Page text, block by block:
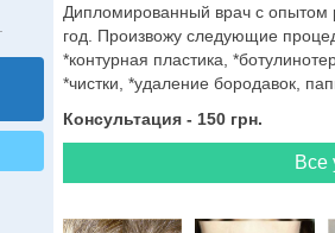
Дипломированный врач с
год. Произвожу следующие
*контурная пластика,
*чистки, *удаление бородавок,
Консультация - 150 грн.
Все